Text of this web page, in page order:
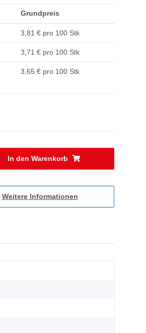
Grundpreis
3,81 € pro 100 Stk
3,71 € pro 100 Stk
3,65 € pro 100 Stk
In den Warenkorb
Weitere Informationen